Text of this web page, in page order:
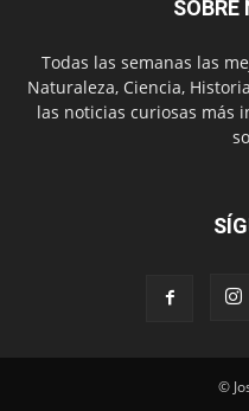
SOBRE
Todas las semanas las
Naturaleza, Ciencia,
las noticias curiosas más
©